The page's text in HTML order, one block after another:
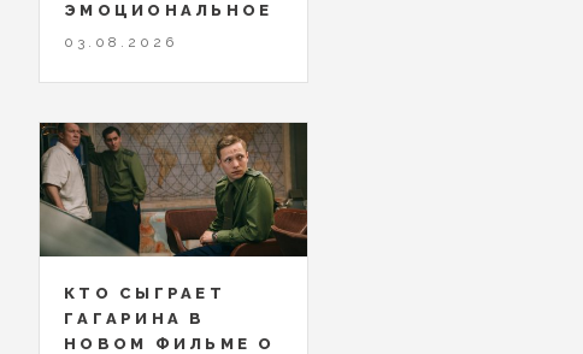
ЭМОЦИОНАЛЬНОЕ
03.08.2026
КТО СЫГРАЕТ
ГАГАРИНА В
НОВОМ ФИЛЬМЕ О